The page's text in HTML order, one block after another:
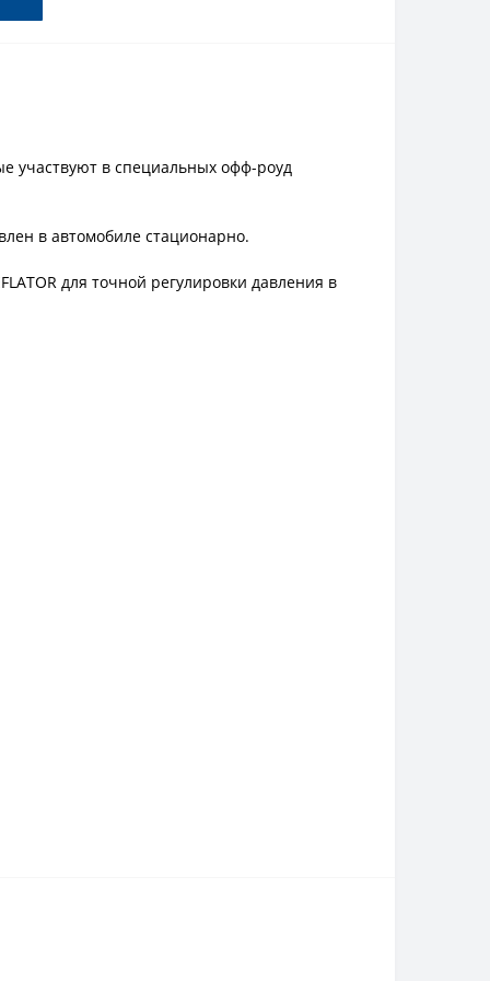
участвуют в специальных офф-роуд
в автомобиле стационарно.
для точной регулировки давления в